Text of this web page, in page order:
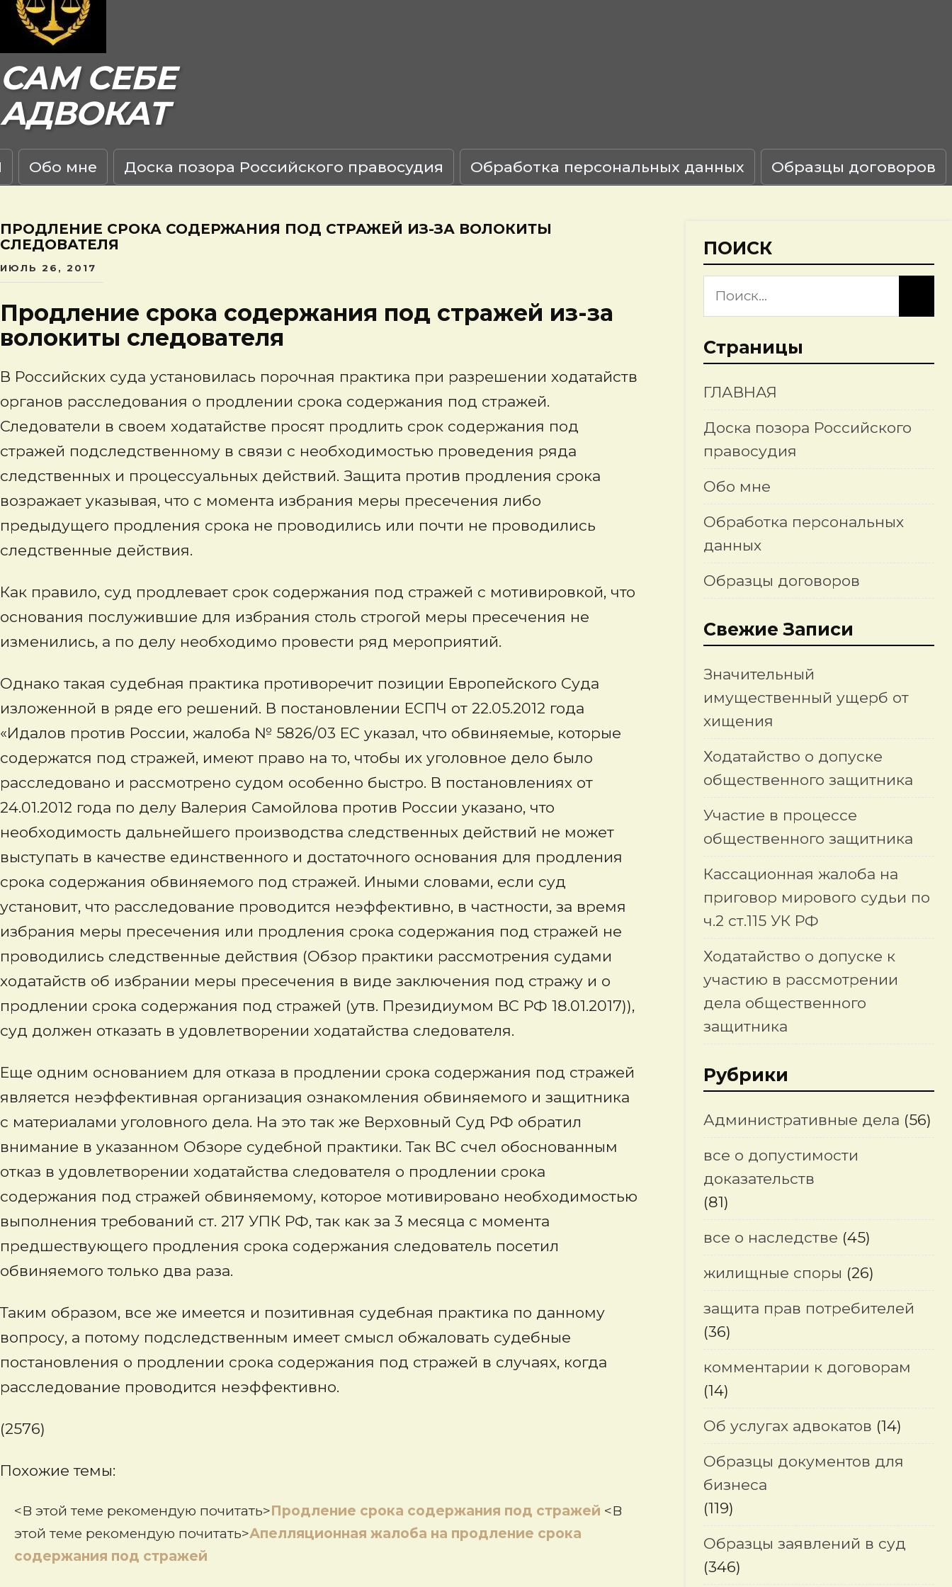
САМ СЕБЕ
АДВОКАТ
Обо мне Доска позора Российского правосудия Обработка персональных данных Образцы договоров
ПРОДЛЕНИЕ СРОКА СОДЕРЖАНИЯ ПОД СТРАЖЕЙ ИЗ-ЗА ВОЛОКИТЫ
СЛЕДОВАТЕЛЯ
ИЮЛЬ 26, 2017
Продление срока содержания под стражей из-за
волокиты следователя
В Российских суда установилась порочная практика при разрешении ходатайств
органов расследования о продлении срока содержания под стражей.
Следователи в своем ходатайстве просят продлить срок содержания под
стражей подследственному в связи с необходимостью проведения ряда
следственных и процессуальных действий. Защита против продления срока
возражает указывая, что с момента избрания меры пресечения либо
предыдущего продления срока не проводились или почти не проводились
следственные действия.
Как правило, суд продлевает срок содержания под стражей с мотивировкой, что
основания послужившие для избрания столь строгой меры пресечения не
изменились, а по делу необходимо провести ряд мероприятий.
Однако такая судебная практика противоречит позиции Европейского Суда
изложенной в ряде его решений. В постановлении ЕСПЧ от 22.05.2012 года
«Идалов против России, жалоба № 5826/03 ЕС указал, что обвиняемые, которые
содержатся под стражей, имеют право на то, чтобы их уголовное дело было
расследовано и рассмотрено судом особенно быстро. В постановлениях от
24.01.2012 года по делу Валерия Самойлова против России указано, что
необходимость дальнейшего производства следственных действий не может
выступать в качестве единственного и достаточного основания для продления
срока содержания обвиняемого под стражей. Иными словами, если суд
установит, что расследование проводится неэффективно, в частности, за время
избрания меры пресечения или продления срока содержания под стражей не
проводились следственные действия (Обзор практики рассмотрения судами
ходатайств об избрании меры пресечения в виде заключения под стражу и о
продлении срока содержания под стражей (утв. Президиумом ВС РФ 18.01.2017)),
суд должен отказать в удовлетворении ходатайства следователя.
Еще одним основанием для отказа в продлении срока содержания под стражей
является неэффективная организация ознакомления обвиняемого и защитника
с материалами уголовного дела. На это так же Верховный Суд РФ обратил
внимание в указанном Обзоре судебной практики. Так ВС счел обоснованным
отказ в удовлетворении ходатайства следователя о продлении срока
содержания под стражей обвиняемому, которое мотивировано необходимостью
выполнения требований ст. 217 УПК РФ, так как за 3 месяца с момента
предшествующего продления срока содержания следователь посетил
обвиняемого только два раза.
Таким образом, все же имеется и позитивная судебная практика по данному
вопросу, а потому подследственным имеет смысл обжаловать судебные
постановления о продлении срока содержания под стражей в случаях, когда
расследование проводится неэффективно.
(2576)
Похожие темы:
<В этой теме рекомендую почитать>Продление срока содержания под стражей <В
этой теме рекомендую почитать>Апелляционная жалоба на продление срока
содержания под стражей
ПОИСК
Страницы
ГЛАВНАЯ
Доска позора Российского
правосудия
Обо мне
Обработка персональных
данных
Образцы договоров
Свежие Записи
Значительный
имущественный ущерб от
хищения
Ходатайство о допуске
общественного защитника
Участие в процессе
общественного защитника
Кассационная жалоба на
приговор мирового судьи по
ч.2 ст.115 УК РФ
Ходатайство о допуске к
участию в рассмотрении
дела общественного
защитника
Рубрики
Административные дела (56)
все о допустимости
доказательств
(81)
все о наследстве (45)
жилищные споры (26)
защита прав потребителей
(36)
комментарии к договорам
(14)
Об услугах адвокатов (14)
Образцы документов для
бизнеса
(119)
Образцы заявлений в суд
(346)